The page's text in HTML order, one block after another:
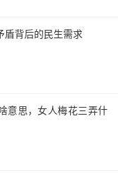
盾背后的民生需求
意思，女人梅花三弄什